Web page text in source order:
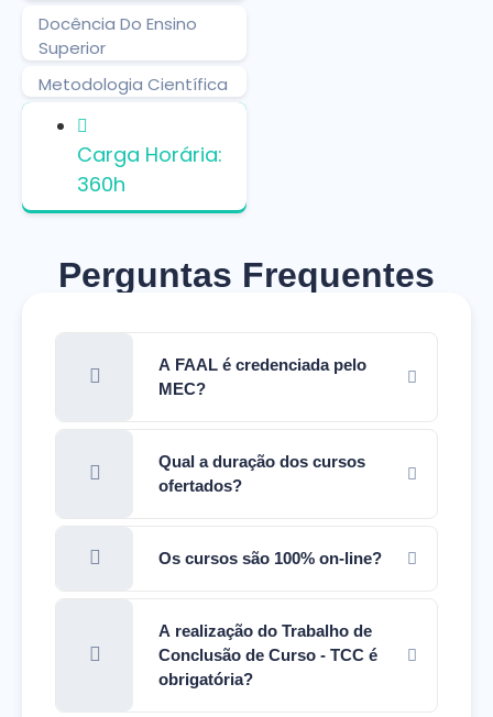
Docência Do Ensino
Superior
Metodologia Científica
Carga Horária:
360h
Perguntas Frequentes
A FAAL é credenciada pelo
MEC?
Qual a duração dos cursos
ofertados?
Os cursos são 100% on-line?
A realização do Trabalho de
Conclusão de Curso - TCC é
obrigatória?